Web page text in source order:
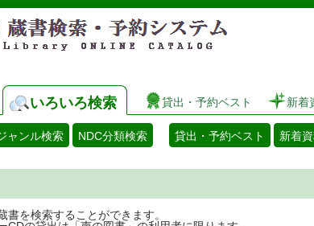
港区立図書館
いろいろ検索 貸出・予約ベスト 新着
ャンル検索 NDC分類検索 貸出・予約ベスト 新着
書を検索することができます。